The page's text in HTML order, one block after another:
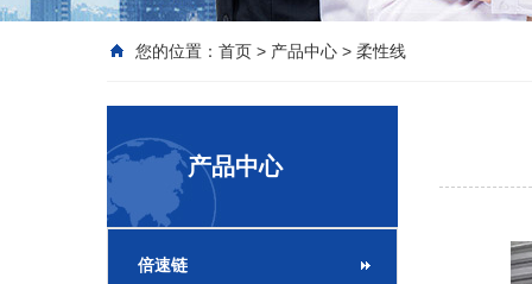
您的位置： 首页 > 产品中心 > 柔性线
产品中心
倍速链